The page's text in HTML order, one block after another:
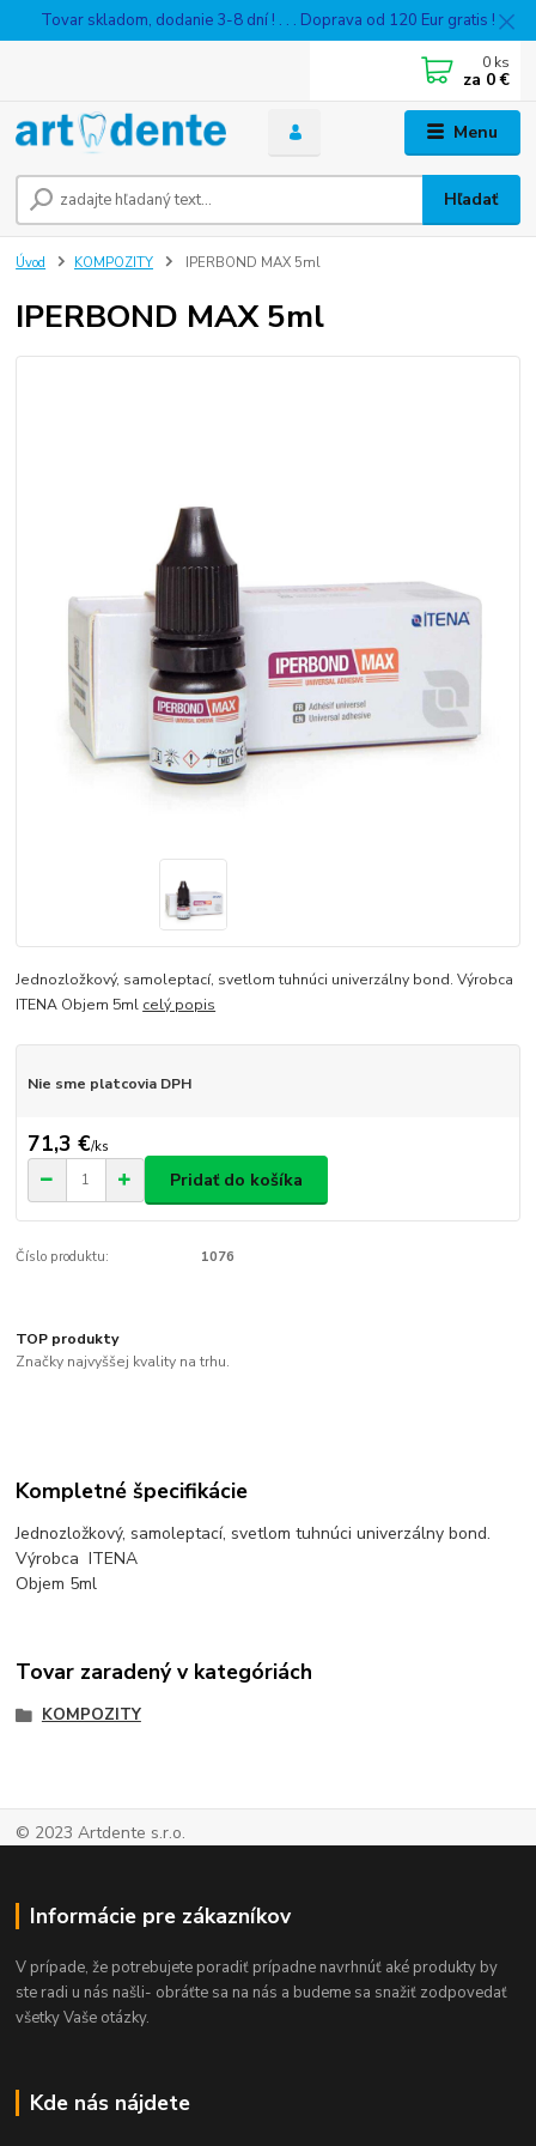
Tovar skladom, dodanie 3-8 dní ! . . . Doprava od 120 Eur gratis !
Menu
Hľadať
0 ks
za 0 €
Úvod KOMPOZITY IPERBOND MAX 5ml
IPERBOND MAX 5ml
Jednozložkový, samoleptací, svetlom tuhnúci univerzálny bond. Výrobca
ITENA Objem 5ml celý popis
Nie sme platcovia DPH
71,3 €/ks
Pridať do košíka
Číslo produktu: 1076
TOP produkty
Značky najvyššej kvality na trhu.
Kompletné špecifikácie
Jednozložkový, samoleptací, svetlom tuhnúci univerzálny bond.
Výrobca ITENA
Objem 5ml
Tovar zaradený v kategóriách
KOMPOZITY
© 2023 Artdente s.r.o.
Informácie pre zákazníkov
V prípade, že potrebujete poradiť prípadne navrhnúť aké produkty by
ste radi u nás našli- obráťte sa na nás a budeme sa snažiť zodpovedať
všetky Vaše otázky.
Kde nás nájdete